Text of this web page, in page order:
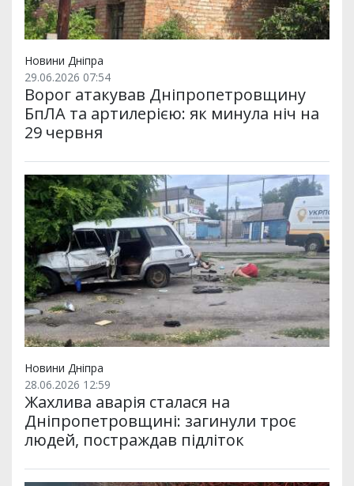
Новини Дніпра
29.06.2026 07:54
Ворог атакував Дніпропетровщину
БпЛА та артилерією: як минула ніч на
29 червня
Новини Дніпра
28.06.2026 12:59
Жахлива аварія сталася на
Дніпропетровщині: загинули троє
людей, постраждав підліток